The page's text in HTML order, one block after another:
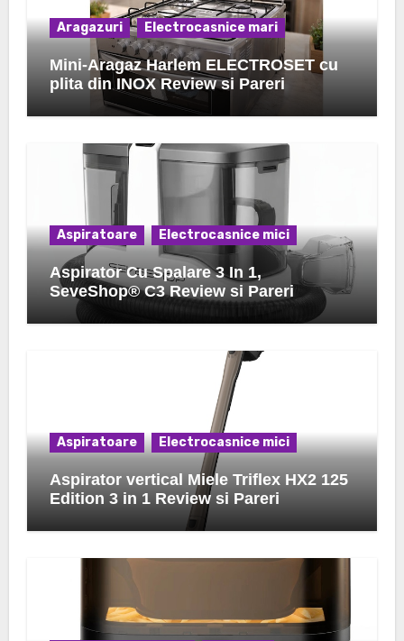
Aragazuri Electrocasnice mari
Mini-Aragaz Harlem ELECTROSET cu
plita din INOX Review si Pareri
Aspiratoare Electrocasnice mici
Aspirator Cu Spalare 3 In 1,
SeveShop® C3 Review si Pareri
Aspiratoare Electrocasnice mici
Aspirator vertical Miele Triflex HX2 125
Edition 3 in 1 Review si Pareri